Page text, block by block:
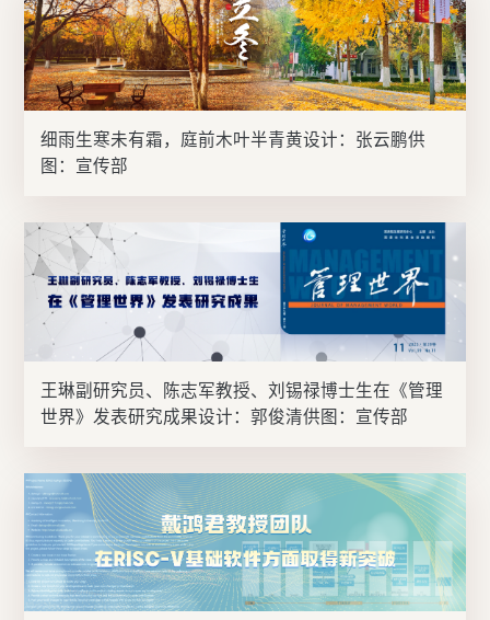
细雨生寒未有霜，庭前木叶半青黄设计：张云鹏供
图：宣传部
王琳副研究员、陈志军教授、刘锡禄博士生在《管理
世界》发表研究成果设计：郭俊清供图：宣传部